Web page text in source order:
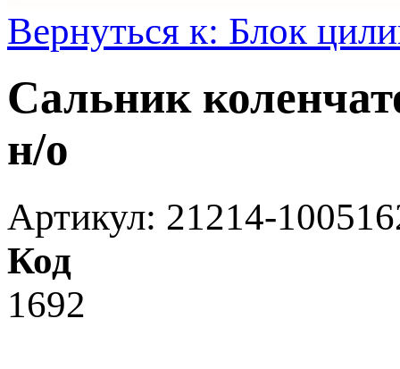
Вернуться к: Блок
Сальник
н/о
Артикул: 21214-
Код
1692